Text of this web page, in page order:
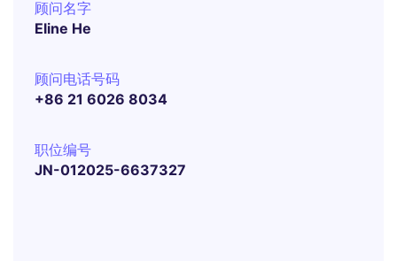
顾问名字
Eline He
顾问电话号码
+86 21 6026 8034
职位编号
JN-012025-6637327